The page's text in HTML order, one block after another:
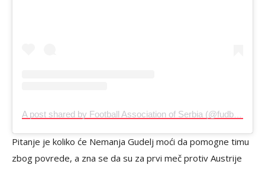
Pitanje je koliko će Nemanja Gudelj moći da pomogne timu
zbog povrede, a zna se da su za prvi meč protiv Austrije